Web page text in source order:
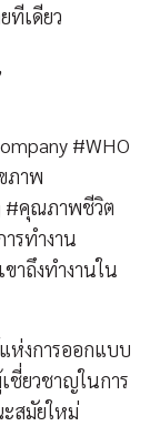
ทีเดียว
,
#WHO
ภาพ
#คุณภาพชีวิต
รทำงาน
าถึงทำงานใน
ห่งการออกแบบ
ชี่ยวชาญในการ
สมัยใหม่